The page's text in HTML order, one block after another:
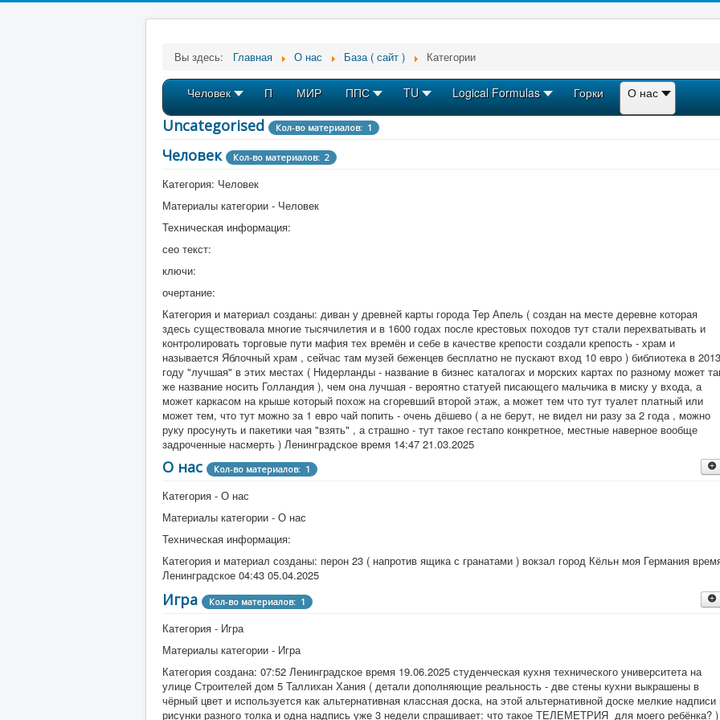
Вы здесь: Главная О нас База ( сайт ) Категории
Человек П МИР ППС TU Logical Formulas Горки О нас
Uncategorised Кол-во материалов: 1
Человек Кол-во материалов: 2
Категория: Человек
Материалы категории - Человек
Техническая информация:
сео текст:
ключи:
очертание:
Категория и материал созданы: диван у древней карты города Тер Апель ( создан на месте деревне которая
здесь существовала многие тысячилетия и в 1600 годах после крестовых походов тут стали перехватывать и
контролировать торговые пути мафия тех времён и себе в качестве крепости создали крепость - храм и
называется Яблочный храм , сейчас там музей беженцев бесплатно не пускают вход 10 евро ) библиотека в 2013
году "лучшая" в этих местах ( Нидерланды - название в бизнес каталогах и морских картах по разному может
же название носить Голландия ), чем она лучшая - вероятно статуей писающего мальчика в миску у входа, а
может каркасом на крыше который похож на сгоревший второй этаж, а может тем что тут туалет платный или
может тем, что тут можно за 1 евро чай попить - очень дёшево ( а не берут, не видел ни разу за 2 года , можно
руку просунуть и пакетики чая "взять" , а страшно - тут такое гестапо конкретное, местные наверное вообще
задроченные насмерть ) Ленинградское время 14:47 21.03.2025
О нас Кол-во материалов: 1
Категория - О нас
Материалы категории - О нас
Техническая информация:
Категория и материал созданы: перон 23 ( напротив ящика с гранатами ) вокзал город Кёльн моя Германия
Ленинградское 04:43 05.04.2025
База ( сайт ) Кол-во материалов: 1
Категория - База ( сайт )
Категория материалов - База ( сайт )
Категория создана: 15:52 Ленинградское время 17.06.2025 студия - зал философии Академической
библиотеки Белый шарик у памятника невидимки В.И. Ленин ( деревенский преподаватель который
к всеобщему благу через постоянное самообучение ) и здания Министерства дружбы ( в данное время
"захвачено" странным сообществом именуемым как "министерство иностранных дел" у дома
Игра Кол-во материалов: 1
Категория - Игра
Материалы категории - Игра
Категория создана: 07:52 Ленинградское время 19.06.2025 студенческая кухня технического университета на
улице Строителей дом 5 Таллихан Хания ( детали дополняющие реальность - две стены кухни выкрашены в
чёрный цвет и используется как альтернативная классная доска, на этой альтернативной доске мелкие надписи
рисунки разного толка и одна надпись уже 3 недели спрашивает: что такое ТЕЛЕМЕТРИЯ для моего ребёнка? )